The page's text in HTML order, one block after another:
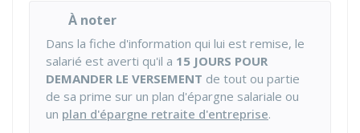
À noter
Dans la fiche d'information qui lui est remise, le
salarié est averti qu'il a 15 JOURS POUR
DEMANDER LE VERSEMENT de tout ou partie
de sa prime sur un plan d'épargne salariale ou
un plan d'épargne retraite d'entreprise.